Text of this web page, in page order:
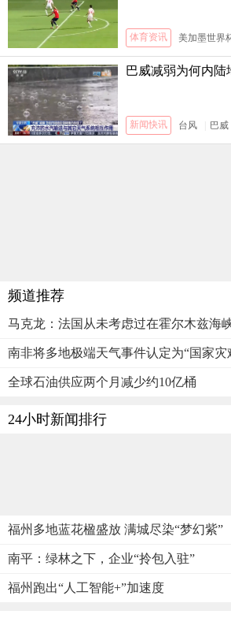
体育资讯 美加墨世界
巴威减弱为何内
新闻快讯 台风 巴威
频道推荐
马克龙：法国从未考虑过在霍尔木兹海
南非将多地极端天气事件认定为“国家灾
全球石油供应两个月减少约10亿桶
24小时新闻排行
福州多地蓝花楹盛放 满城尽染“梦幻紫”
南平：绿林之下，企业“拎包入驻”
福州跑出“人工智能+”加速度